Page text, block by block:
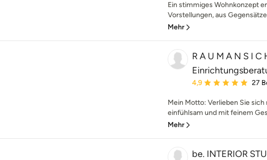
Ein stimmiges Wohnkonzept
Vorstellungen, aus
Mehr
R A U M A N S I C
Durchschnittliche
4,9 27
Mein Motto: Verlieben Sie sich
einfühlsam und mit feinem
Mehr
be. INTERIOR